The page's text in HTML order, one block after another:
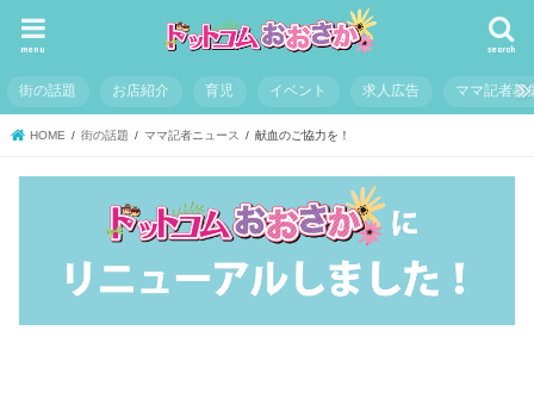
search
menu
街の話題 お店紹介 育児 イベント 求人広告 ママ記者募
HOME 街の話題 ママ記者ニュース 献血のご協力を！